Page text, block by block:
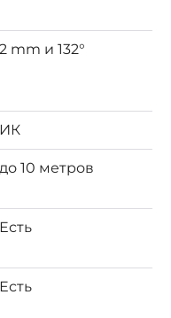
2 mm и 132°
ИК
до 10 метров
Есть
Есть